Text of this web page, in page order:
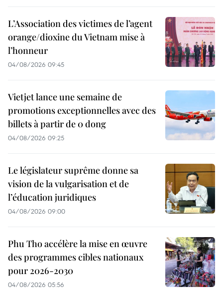
L’Association des victimes de l’agent
orange/dioxine du Vietnam mise à
l’honneur
04/08/2026 09:45
Vietjet lance une semaine de
promotions exceptionnelles avec des
billets à partir de 0 dong
04/08/2026 09:25
Le législateur suprême donne sa
vision de la vulgarisation et de
l’éducation juridiques
04/08/2026 09:00
Phu Tho accélère la mise en œuvre
des programmes cibles nationaux
pour 2026-2030
04/08/2026 05:56